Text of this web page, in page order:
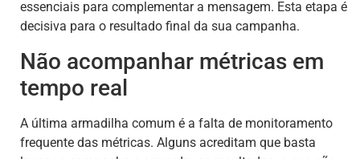
essenciais para complementar a mensagem. Esta etapa é
decisiva para o resultado final da sua campanha.
Não acompanhar métricas em
tempo real
A última armadilha comum é a falta de monitoramento
frequente das métricas. Alguns acreditam que basta